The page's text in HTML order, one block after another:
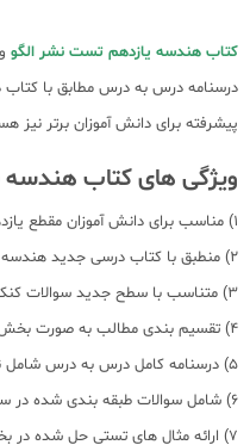
کتاب هندسه یازدهم تست نشر الگو
درسنامه درس به درس مطابق با
پیشرفته برای دانش آموزان برتر
ویژگی های کتاب
1) مناسب برای دانش آموزان مقطع یازدهم رشته ریاضی و داوطلبان کنکور
2) منطبق با کتاب درسی جدید هندسه 2
3) متناسب با سطح جدید سوالات کنکور سراسری
4) تقسیم بندی مطالب به صورت بخش بخش
5) درسنامه کامل درس به درس شامل نکات کلیدی و مطالب مهم در ابتدای هر درس
6) شامل سوالات طبقه بندی شده در سه سطح آسان و متوسط و دشوار
7) ارائه مثال های تستی حل شده در بخش درسنامه